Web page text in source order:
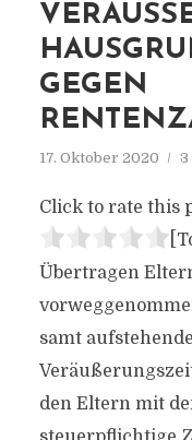
EGEN R
17. Oktober 2020 3
Click to rate this
Übertragen
samt
den Eltern mit